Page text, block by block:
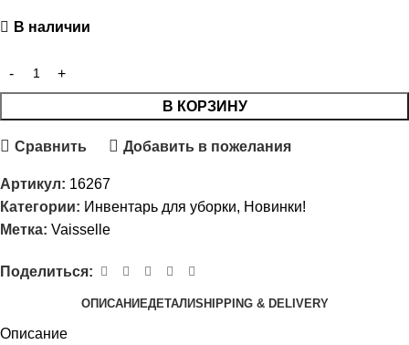
В наличии
В КОРЗИНУ
Сравнить Добавить в пожелания
Артикул: 16267
Категории: Инвентарь для уборки, Новинки!
Метка: Vaisselle
Поделиться:
ОПИСАНИЕДЕТАЛИSHIPPING & DELIVERY
Описание